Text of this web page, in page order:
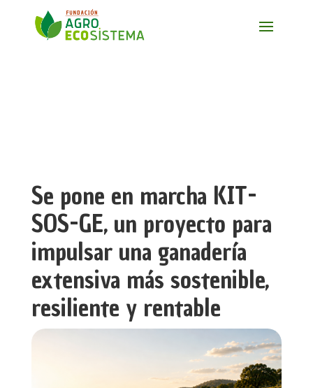
Se pone en marcha KIT-
SOS-GE, un proyecto para
impulsar una ganadería
extensiva más sostenible,
resiliente y rentable